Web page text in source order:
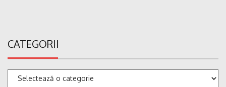
CATEGORII
Categorii